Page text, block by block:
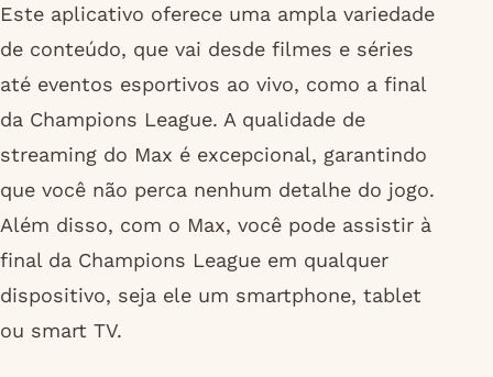
Este aplicativo oferece uma ampla variedade
de conteúdo, que vai desde filmes e séries
até eventos esportivos ao vivo, como a final
da Champions League. A qualidade de
streaming do Max é excepcional, garantindo
que você não perca nenhum detalhe do jogo.
Além disso, com o Max, você pode assistir à
final da Champions League em qualquer
dispositivo, seja ele um smartphone, tablet
ou smart TV.